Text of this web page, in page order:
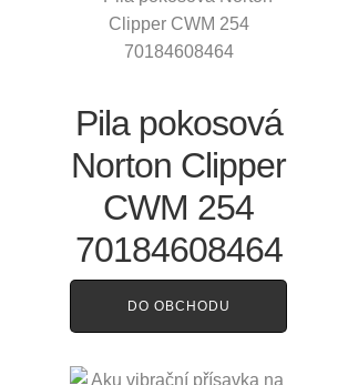
Pila pokosová
Norton Clipper
CWM 254
70184608464
DO OBCHODU